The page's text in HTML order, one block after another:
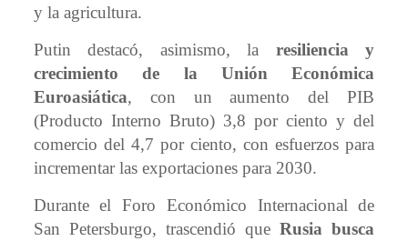
y la agricultura.
Putin destacó, asimismo, la resiliencia y
crecimiento de la Unión Económica
Euroasiática, con un aumento del PIB
(Producto Interno Bruto) 3,8 por ciento y del
comercio del 4,7 por ciento, con esfuerzos para
incrementar las exportaciones para 2030.
Durante el Foro Económico Internacional de
San Petersburgo, trascendió queRusia busca